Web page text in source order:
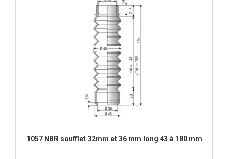
1057 NBR soufflet 32mm et 36 mm long 43 à 180 mm